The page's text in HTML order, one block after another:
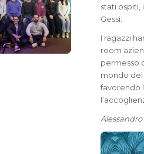
stati ospiti,
Gessi.
I ragazzi
room
permesso
mondo del
favorendo